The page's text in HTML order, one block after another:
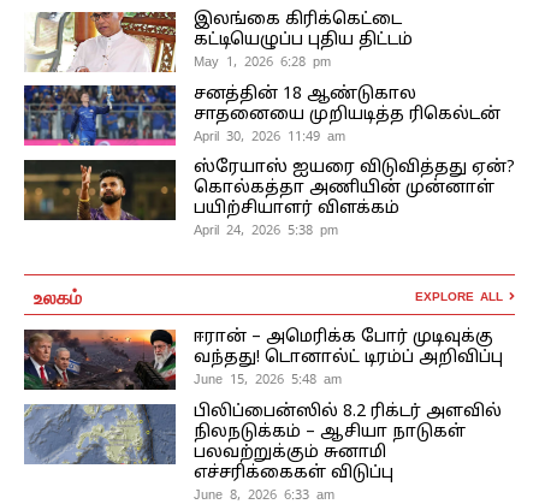
இலங்கை கிரிக்கெட்டை
கட்டியெழுப்ப புதிய திட்டம்
May 1, 2026 6:28 pm
சனத்தின் 18 ஆண்டுகால
சாதனையை முறியடித்த ரிகெல்டன்
April 30, 2026 11:49 am
ஸ்ரேயாஸ் ஐயரை விடுவித்தது ஏன்?
கொல்கத்தா அணியின் முன்னாள்
பயிற்சியாளர் விளக்கம்
April 24, 2026 5:38 pm
உலகம் EXPLORE ALL
ஈரான் – அமெரிக்க போர் முடிவுக்கு
வந்தது! டொனால்ட் டிரம்ப் அறிவிப்பு
June 15, 2026 5:48 am
பிலிப்பைன்ஸில் 8.2 ரிக்டர் அளவில்
நிலநடுக்கம் – ஆசியா நாடுகள்
பலவற்றுக்கும் சுனாமி
எச்சரிக்கைகள் விடுப்பு
June 8, 2026 6:33 am